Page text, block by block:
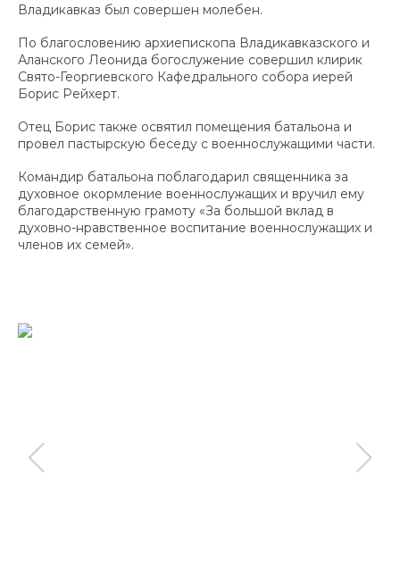
Владикавказ был совершен молебен.
По благословению архиепископа Владикавказского и
Аланского Леонида богослужение совершил клирик
Свято-Георгиевского Кафедрального собора иерей
Борис Рейхерт.
Отец Борис также освятил помещения батальона и
провел пастырскую беседу с военнослужащими части.
Командир батальона поблагодарил священника за
духовное окормление военнослужащих и вручил ему
благодарственную грамоту «За большой вклад в
духовно-нравственное воспитание военнослужащих и
членов их семей».